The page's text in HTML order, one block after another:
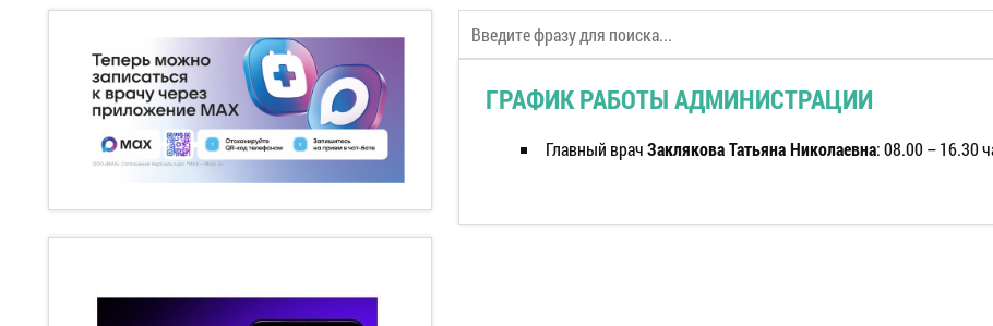
ГРАФИК РАБОТЫ АДМИНИСТРАЦИИ
Главный врачЗаклякова Татьяна Николаевна: 08.00 – 16.30